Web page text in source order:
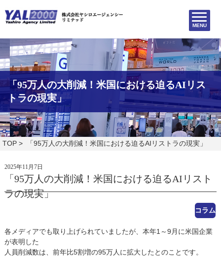
MENU
「95万人の大削減！米国における迫るAIリス
トラの現実」
TOP > 「95万人の大削減！米国における迫るAIリストラの現実」
2025年11月7日
「95万人の大削減！米国における迫るAIリスト
ラの現実」
コラム
各メディアでも取り上げられていましたが、本年1～9月に米国企業
が表明した
人員削減数は、前年比5割増の95万人に拡大したとのことです。